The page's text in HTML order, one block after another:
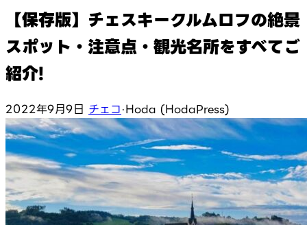
【保存版】チェスキークルムロフの絶景
スポット・注意点・観光名所をすべてご
紹介!
2022年9月9日 チェコ·Hoda (HodaPress)